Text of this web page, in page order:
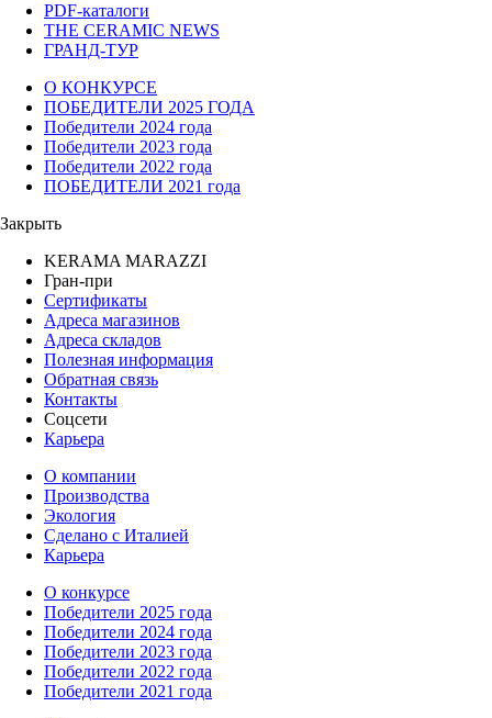
PDF-каталоги
THE CERAMIC NEWS
ГРАНД-ТУР
О КОНКУРСЕ
ПОБЕДИТЕЛИ 2025 ГОДА
Победители 2024 года
Победители 2023 года
Победители 2022 года
ПОБЕДИТЕЛИ 2021 года
Закрыть
KERAMA MARAZZI
Гран-при
Сертификаты
Адреса магазинов
Адреса складов
Полезная информация
Обратная связь
Контакты
Соцсети
Карьера
О компании
Производства
Экология
Сделано с Италией
Карьера
О конкурсе
Победители 2025 года
Победители 2024 года
Победители 2023 года
Победители 2022 года
Победители 2021 года